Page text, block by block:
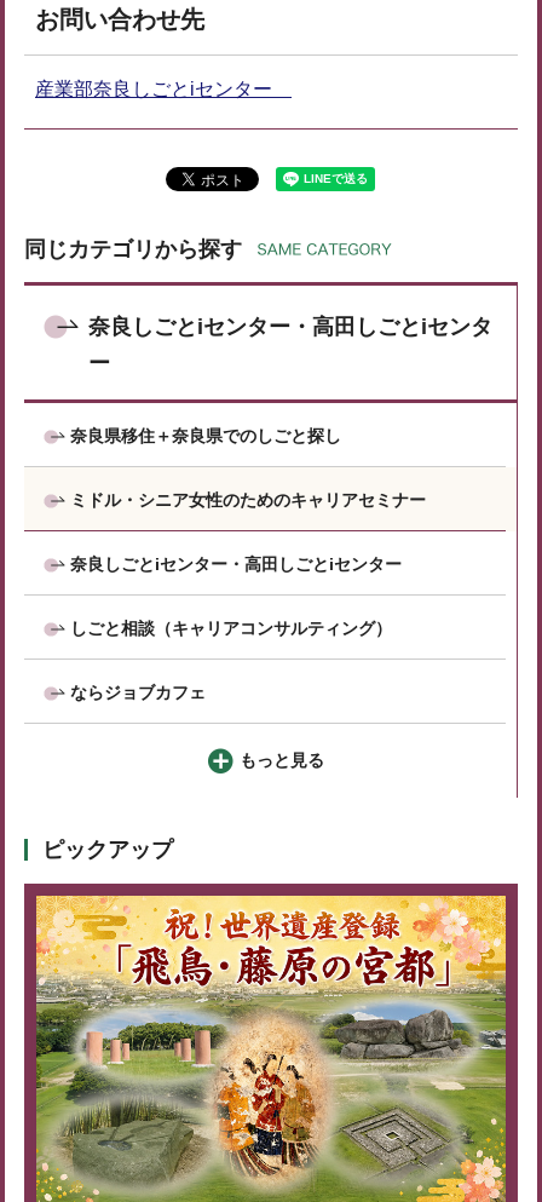
お問い合わせ先
産業部奈良しごとiセンター
同じカテゴリから探す
奈良しごとiセンター・高田しごとiセンタ
ー
奈良県移住＋奈良県でのしごと探し
ミドル・シニア女性のためのキャリアセミナー
奈良しごとiセンター・高田しごとiセンター
しごと相談（キャリアコンサルティング）
ならジョブカフェ
もっと見る
ピックアップ